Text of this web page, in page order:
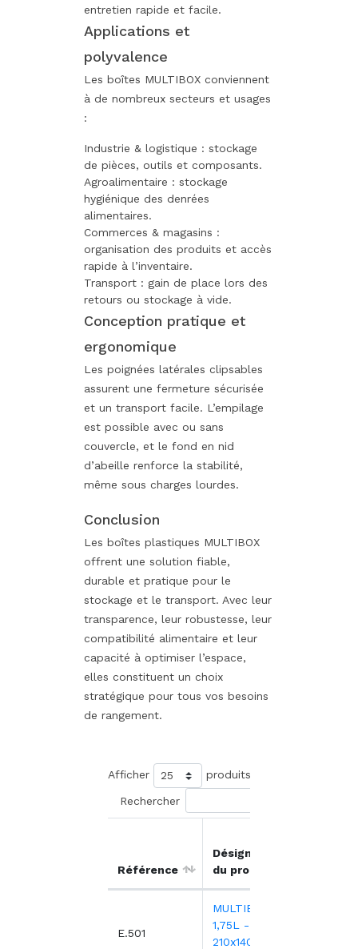
entretien rapide et facile.
Applications et
polyvalence
Les boîtes MULTIBOX conviennent
à de nombreux secteurs et usages
:
Industrie & logistique : stockage
de pièces, outils et composants.
Agroalimentaire : stockage
hygiénique des denrées
alimentaires.
Commerces & magasins :
organisation des produits et accès
rapide à l’inventaire.
Transport : gain de place lors des
retours ou stockage à vide.
Conception pratique et
ergonomique
Les poignées latérales clipsables
assurent une fermeture sécurisée
et un transport facile. L’empilage
est possible avec ou sans
couvercle, et le fond en nid
d’abeille renforce la stabilité,
même sous charges lourdes.
Conclusion
Les boîtes plastiques MULTIBOX
offrent une solution fiable,
durable et pratique pour le
stockage et le transport. Avec leur
transparence, leur robustesse, leur
compatibilité alimentaire et leur
capacité à optimiser l’espace,
elles constituent un choix
stratégique pour tous vos besoins
de rangement.
Afficher produits
Rechercher
Référence
Désignation
du produit
E.501
MULTIBOX -
1,75L -
210x140xH100